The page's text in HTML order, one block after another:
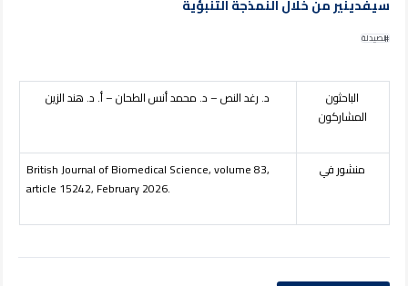
سيفدينير من خلال النمذجة التنبؤية
الصيدلة
الباحثون
المشاركون
د. رغد النص – د. محمد أنس الطحان – أ. د. هند الزين
منشور في
British Journal of Biomedical Science, volume 83,
article 15242, February 2026.